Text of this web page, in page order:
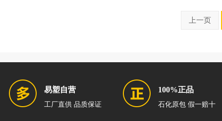
上一页
易塑自营
工厂直供 品质保证
100%正品
石化原包 假一赔十